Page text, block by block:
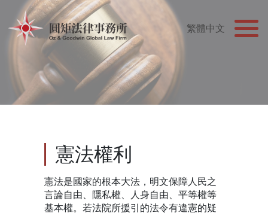
憲法權利
憲法是國家的根本大法，明文保障人民之
言論自由、隱私權、人身自由、平等權等
基本權。若法院所援引的法令有違憲的疑